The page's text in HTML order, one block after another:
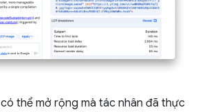
thể mở rộng mà tác nhân đã thực